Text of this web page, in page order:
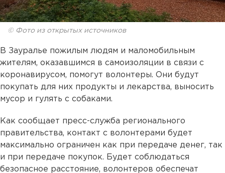
© Фото из открытых источников
В Зауралье пожилым людям и маломобильным
жителям, оказавшимся в самоизоляции в связи с
коронавирусом, помогут волонтеры. Они будут
покупать для них продукты и лекарства, выносить
мусор и гулять с собаками.
Как сообщает пресс-служба регионального
правительства, контакт с волонтерами будет
максимально ограничен как при передаче денег, так
и при передаче покупок. Будет соблюдаться
безопасное расстояние, волонтеров обеспечат